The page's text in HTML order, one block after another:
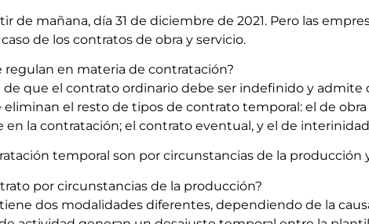
de mañana, día 31 de diciembre de 2021. Pero las
de los contratos de obra y servicio.
regulan en materia de contratación?
de que el contrato ordinario debe ser indefinido y
eliminan el resto de tipos de contrato temporal: el de
en la contratación; el contrato eventual, y el de
temporal son por circunstancias de la producción
por circunstancias de la producción?
dos modalidades diferentes, dependiendo de la